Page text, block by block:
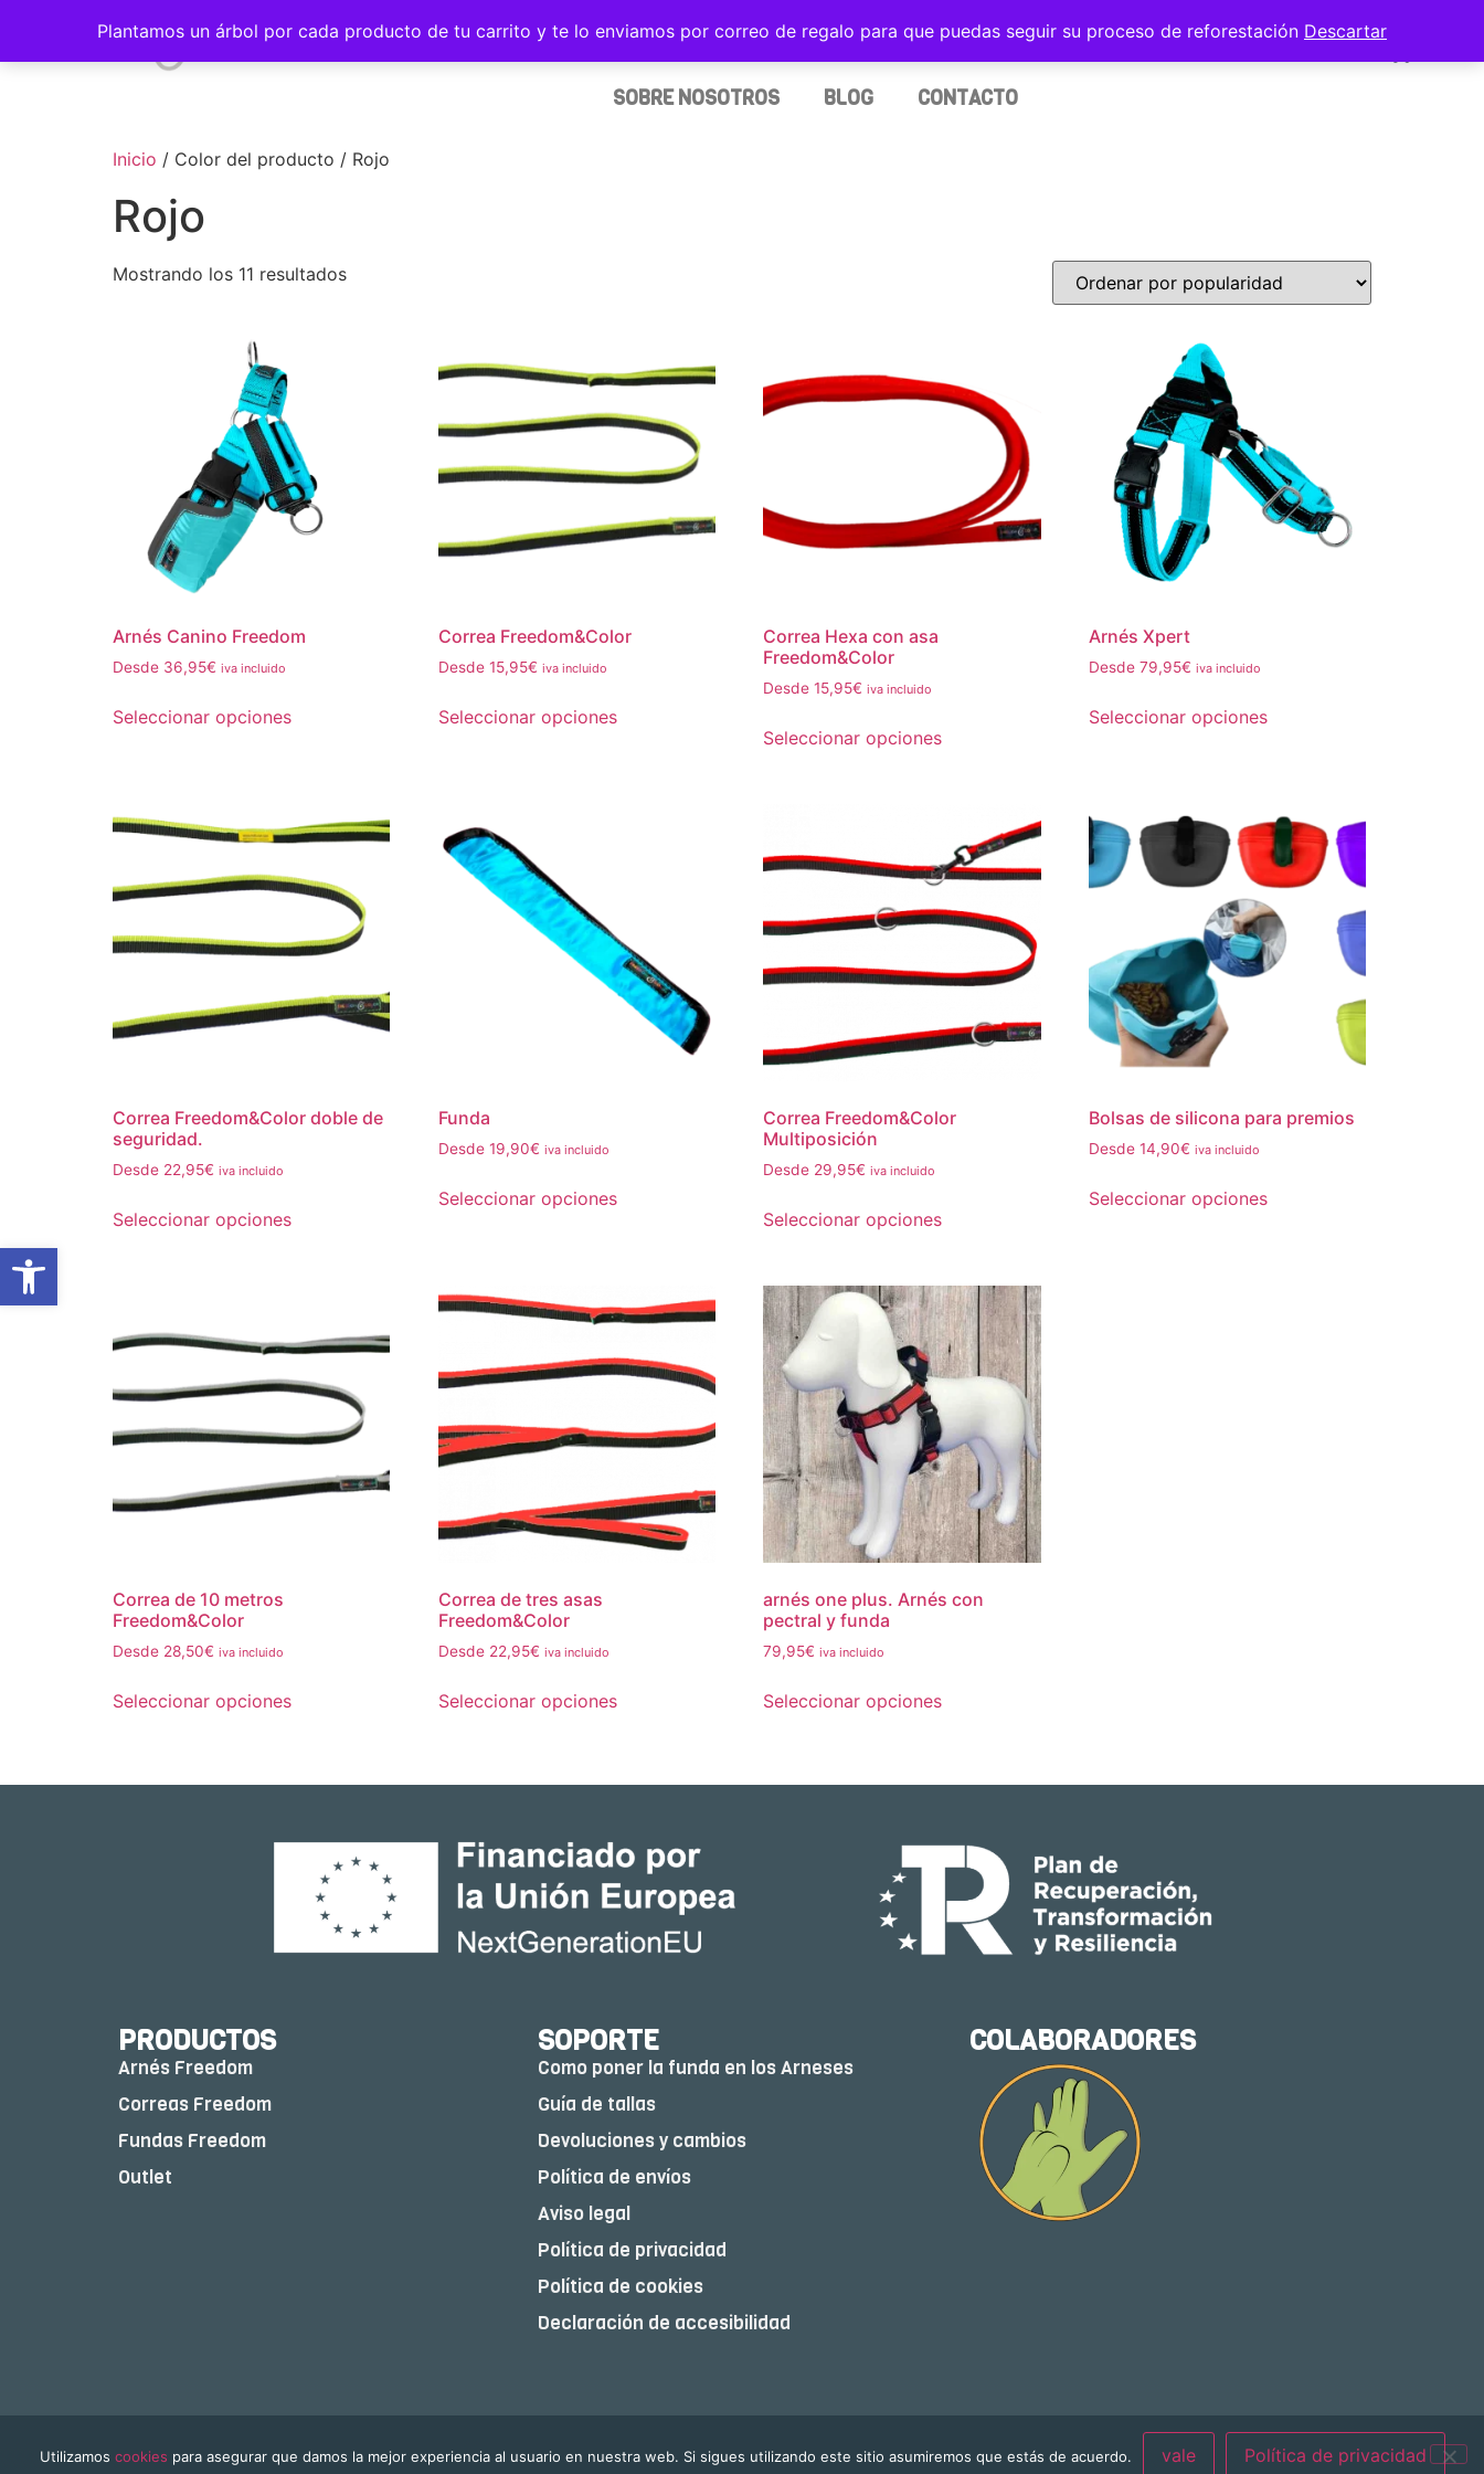
Abrir barra de herramientas
Plantamos un árbol por cada producto de tu carrito y te lo enviamos por correo de regalo para que puedas seguir su proceso de reforestación Descartar
INICIO TU ARNÉS FREEDOM TUS CORREAS ACCESORIOS FUNDAS
OUTLET
SOBRE NOSOTROS
BLOG CONTACTO
Inicio / Color del producto / Rojo
Rojo
Mostrando los 11 resultados
Arnés Canino Freedom
Desde 36,95€ iva incluido
Seleccionar opciones
Correa Freedom&Color
Desde 15,95€ iva incluido
Seleccionar opciones
Correa Hexa con asa
Freedom&Color
Desde 15,95€ iva incluido
Seleccionar opciones
Arnés Xpert
Desde 79,95€ iva incluido
Seleccionar opciones
Correa Freedom&Color doble de
seguridad.
Desde 22,95€ iva incluido
Seleccionar opciones
Funda
Desde 19,90€ iva incluido
Seleccionar opciones
Correa Freedom&Color
Multiposición
Desde 29,95€ iva incluido
Seleccionar opciones
Bolsas de silicona para premios
Desde 14,90€ iva incluido
Seleccionar opciones
Correa de 10 metros
Freedom&Color
Desde 28,50€ iva incluido
Seleccionar opciones
Correa de tres asas
Freedom&Color
Desde 22,95€ iva incluido
Seleccionar opciones
arnés one plus. Arnés con
pectral y funda
79,95€ iva incluido
Seleccionar opciones
PRODUCTOS
Arnés Freedom
Correas Freedom
Fundas Freedom
Outlet
SOPORTE
Como poner la funda en los Arneses
Guía de tallas
Devoluciones y cambios
Política de envíos
Aviso legal
Política de privacidad
Política de cookies
Declaración de accesibilidad
COLABORADORES
Freedom & Color © 2026 | Todos los derechos reservados
Utilizamos cookies para asegurar que damos la mejor experiencia al usuario en nuestra web. Si sigues utilizando este sitio asumiremos que estás de acuerdo. vale Política de privacidad